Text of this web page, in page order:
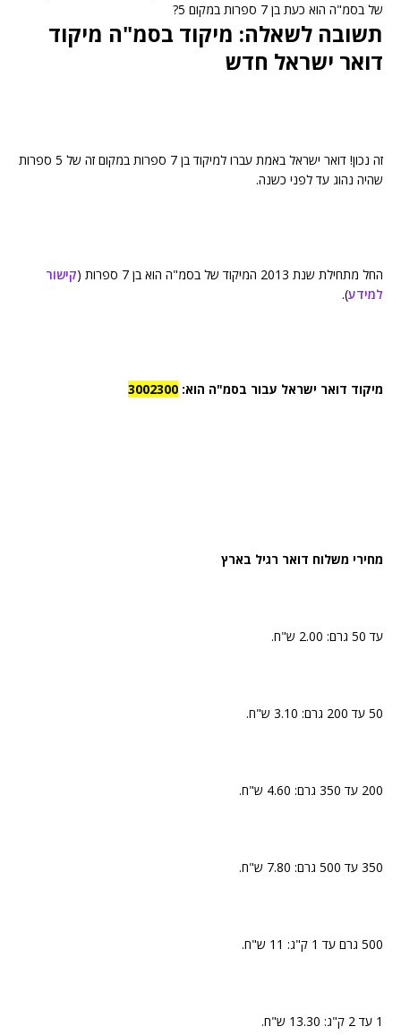
של בסמ"ה הוא כעת בן 7 ספרות במקום 5?
תשובה לשאלה: מיקוד בסמ"ה מיקוד
דואר ישראל חדש
זה נכון! דואר ישראל באמת עברו למיקוד בן 7 ספרות במקום זה של 5 ספרות
שהיה נהוג עד לפני כשנה.
החל מתחילת שנת 2013 המיקוד של בסמ"ה הוא בן 7 ספרות (
קישור
למידע).
מיקוד דואר ישראל עבור בסמ"ה הוא: 3002300
מחירי משלוח דואר רגיל בארץ
עד 50 גרם: 2.00 ש"ח.
50 עד 200 גרם: 3.10 ש"ח.
200 עד 350 גרם: 4.60 ש"ח.
350 עד 500 גרם: 7.80 ש"ח.
500 גרם עד 1 ק"ג: 11 ש"ח.
1 עד 2 ק"ג: 13.30 ש"ח.